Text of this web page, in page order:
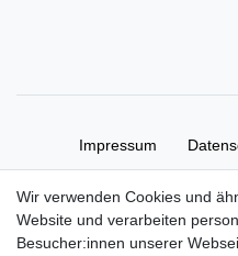
Impressum
Widerrufs­recht
Wir verwenden Cookies und
Website und verarbeiten
Besucher:innen unserer